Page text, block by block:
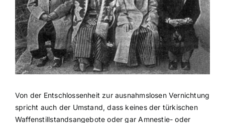
Von der Entschlossenheit zur ausnahmslosen Vernichtung
spricht auch der Umstand, dass keines der türkischen
Waffenstillstandsangebote oder gar Amnestie- oder